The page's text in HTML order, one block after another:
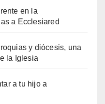
en la
a Ecclesiared
y diócesis, una
la Iglesia
a tu hijo a